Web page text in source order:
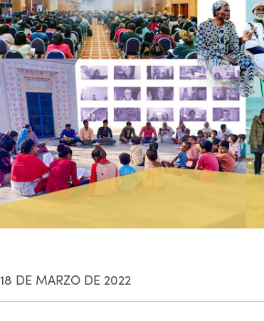
18 DE MARZO DE 2022